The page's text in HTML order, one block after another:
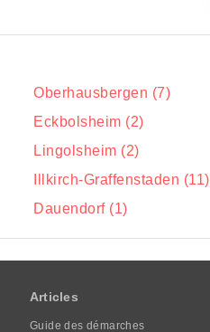
Oberhausbergen (7)
Eckbolsheim (2)
Lingolsheim (2)
Illkirch-Graffenstaden (11)
Dauendorf (1)
Articles
Guide des démarches